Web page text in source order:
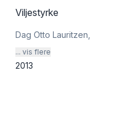
Viljestyrke
Dag Otto Lauritzen
... vis flere
2013